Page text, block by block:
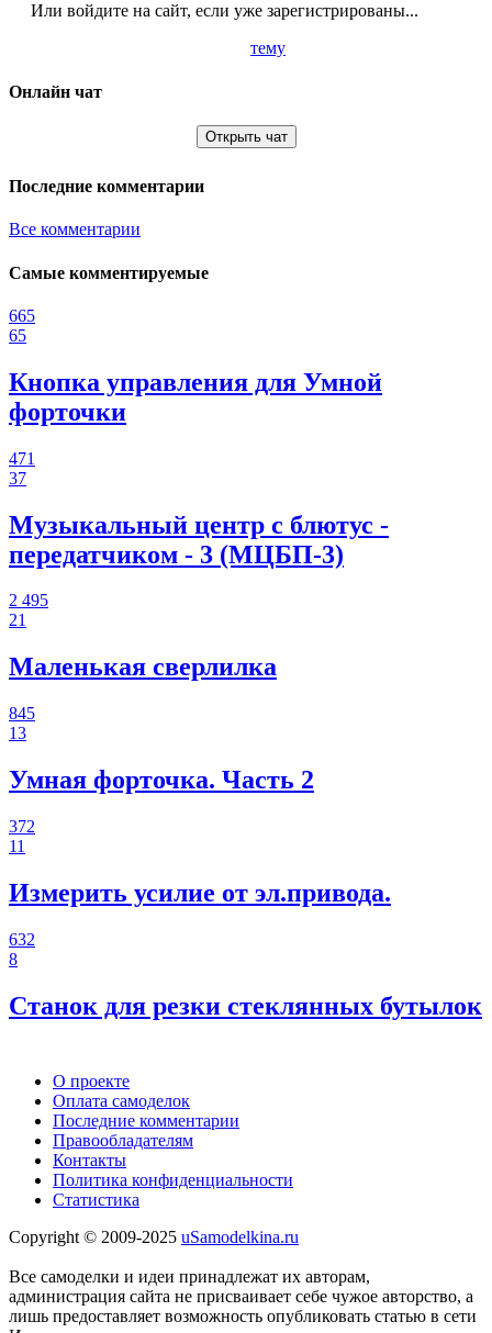
Или войдите на сайт, если уже зарегистрированы...
тему
Онлайн чат
Открыть чат
Последние комментарии
Все комментарии
Самые комментируемые
665
65
Кнопка управления для Умной
форточки
471
37
Музыкальный центр с блютус -
передатчиком - 3 (МЦБП-3)
2 495
21
Маленькая сверлилка
845
13
Умная форточка. Часть 2
372
11
Измерить усилие от эл.привода.
632
8
Станок для резки стеклянных бутылок
О проекте
Оплата самоделок
Последние комментарии
Правообладателям
Контакты
Политика конфиденциальности
Статистика
Copyright © 2009-2025 uSamodelkina.ru
Все самоделки и идеи принадлежат их авторам,
администрация сайта не присваивает себе чужое авторство, а
лишь предоставляет возможность опубликовать статью в сети